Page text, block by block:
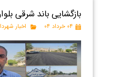
بازگشايی باند شرقی
۰۴ خرداد ۰۴ اخبار